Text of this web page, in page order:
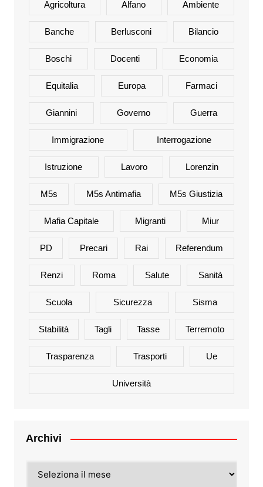
Agricoltura Alfano Ambiente
Banche Berlusconi Bilancio
Boschi Docenti Economia
Equitalia Europa Farmaci
Giannini Governo Guerra
Immigrazione Interrogazione
Istruzione Lavoro Lorenzin
M5s M5s Antimafia M5s Giustizia
Mafia Capitale Migranti Miur
PD Precari Rai Referendum
Renzi Roma Salute Sanità
Scuola Sicurezza Sisma
Stabilità Tagli Tasse Terremoto
Trasparenza Trasporti Ue
Università
Archivi